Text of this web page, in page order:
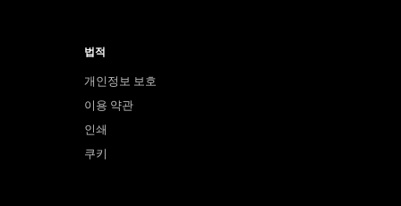
법적
개인정보 보호
이용 약관
인쇄
쿠키